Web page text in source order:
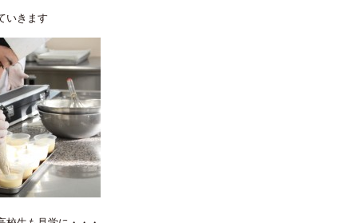
いきます